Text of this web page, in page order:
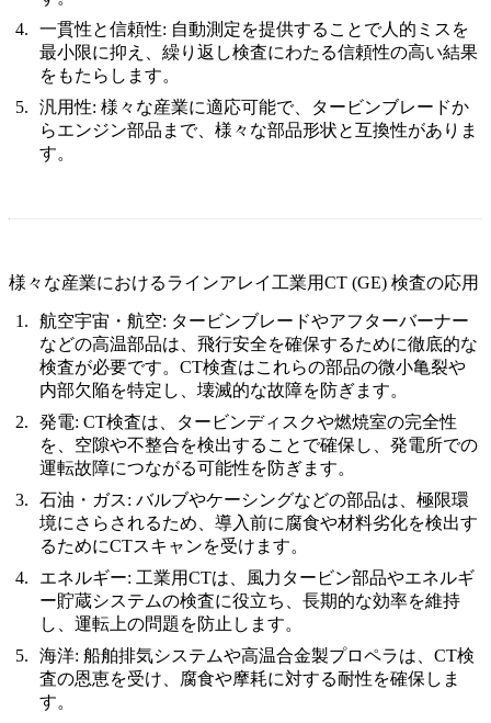
一貫性と信頼性: 自動測定を提供することで人的ミスを
最小限に抑え、繰り返し検査にわたる信頼性の高い結果
をもたらします。
汎用性: 様々な産業に適応可能で、タービンブレードか
らエンジン部品まで、様々な部品形状と互換性がありま
す。
様々な産業におけるラインアレイ工業用CT (GE) 検査の応用
航空宇宙・航空: タービンブレードやアフターバーナー
などの高温部品は、飛行安全を確保するために徹底的な
検査が必要です。CT検査はこれらの部品の微小亀裂や
内部欠陥を特定し、壊滅的な故障を防ぎます。
発電: CT検査は、タービンディスクや燃焼室の完全性
を、空隙や不整合を検出することで確保し、発電所での
運転故障につながる可能性を防ぎます。
石油・ガス: バルブやケーシングなどの部品は、極限環
境にさらされるため、導入前に腐食や材料劣化を検出す
るためにCTスキャンを受けます。
エネルギー: 工業用CTは、風力タービン部品やエネルギ
ー貯蔵システムの検査に役立ち、長期的な効率を維持
し、運転上の問題を防止します。
海洋: 船舶排気システムや高温合金製プロペラは、CT検
査の恩恵を受け、腐食や摩耗に対する耐性を確保しま
す。